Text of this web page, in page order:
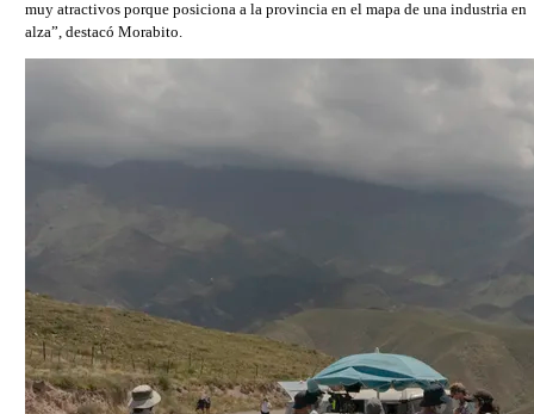
muy atractivos porque posiciona a la provincia en el mapa de una industria en
alza”, destacó Morabito.